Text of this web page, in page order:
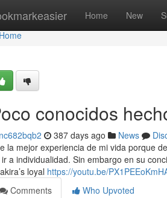
Home New
Home
conocidos
387 days ago News
la mejor experiencia de mi vida porque
a individualidad. Sin embargo en su
loyal https://youtu.be/
Comments
Who Upvoted